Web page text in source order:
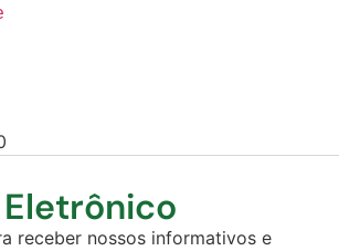
receber nossos informativos e